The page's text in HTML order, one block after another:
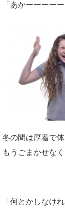
「あかーーーー
冬の間は厚着で
もうごまかせな
「何とかしなけ